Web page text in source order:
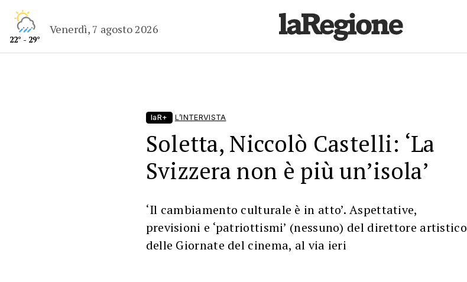
22° - 29°
Venerdì, 7 agosto 2026
laR+ L’INTERVISTA
Soletta, Niccolò Castelli: ‘La
Svizzera non è più un’isola’
‘Il cambiamento culturale è in atto’. Aspettative,
previsioni e ‘patriottismi’ (nessuno) del direttore artistico
delle Giornate del cinema, al via ieri